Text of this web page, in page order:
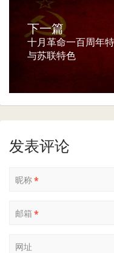
下一篇
十月革命一百周年
与苏联特色
发表评论
昵称*
邮箱 *
网址